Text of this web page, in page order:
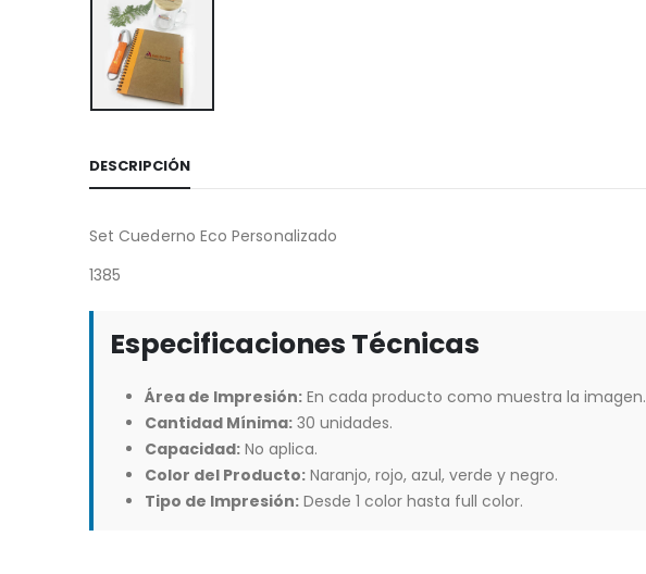
DESCRIPCIÓN
Set Cuederno Eco Personalizado
1385
Especificaciones Técnicas
Área de Impresión: En cada producto como muestra la imagen.
Cantidad Mínima: 30 unidades.
Capacidad: No aplica.
Color del Producto: Naranjo, rojo, azul, verde y negro.
Tipo de Impresión: Desde 1 color hasta full color.